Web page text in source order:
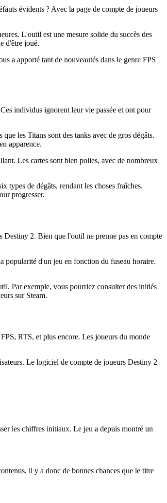
évidents ? Avec la page de compte de joueurs
L'outil est une mesure solide du succès des
d'être joué.
a apporté tant de nouveautés dans le genre FPS
individus ignorent leur vie passée et ont pour
les Titans sont des tanks avec de gros dégâts.
apparence.
Les cartes sont bien polies, avec de nombreux
types de dégâts, rendant les choses fraîches.
progresser.
Destiny 2. Bien que l'outil ne prenne pas en compte
popularité d'un jeu en fonction du fuseau horaire.
Par exemple, vous pourriez consulter des initiés
sur Steam.
RTS, et plus encore. Les joueurs du monde
Le logiciel de compte de joueurs Destiny 2
les chiffres initiaux. Le jeu a depuis montré un
il y a donc de bonnes chances que le titre